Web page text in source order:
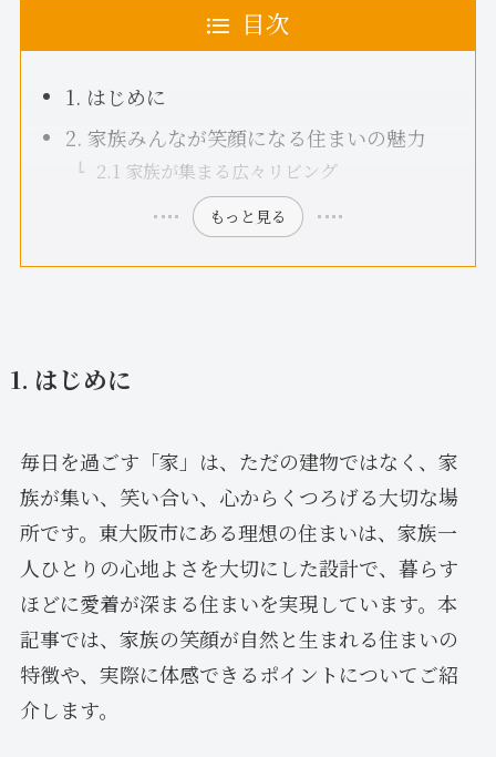
目次
1. はじめに
2. 家族みんなが笑顔になる住まいの魅力
2.1 家族が集まる広々リビング
もっと見る
1. はじめに
毎日を過ごす「家」は、ただの建物ではなく、家
族が集い、笑い合い、心からくつろげる大切な場
所です。東大阪市にある理想の住まいは、家族一
人ひとりの心地よさを大切にした設計で、暮らす
ほどに愛着が深まる住まいを実現しています。本
記事では、家族の笑顔が自然と生まれる住まいの
特徴や、実際に体感できるポイントについてご紹
介します。